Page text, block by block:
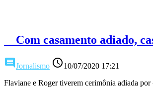
Com casamento adiado,
comment Jornalismo access_time10/07/2020 17:21
Flaviane e Roger tiverem cerimônia adiada por